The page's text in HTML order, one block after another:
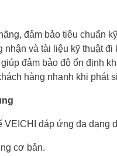
đảm bảo tiêu chuẩn
và tài liệu kỹ thuật đi
đảm bảo độ ổn định
hàng nhanh khi phát
đáp ứng đa dạng
cơ bản.